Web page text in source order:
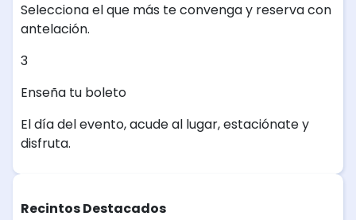
Selecciona el que más te convenga y reserva con
antelación.
3
Enseña tu boleto
El día del evento, acude al lugar, estaciónate y
disfruta.
Recintos Destacados